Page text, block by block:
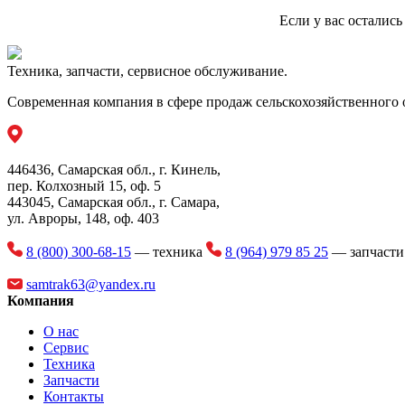
демонтируются для последующих работ при более высоких
- Быстросменные зубовые головки для различных рядовых
Для решения этих проблем компанией COBALT
Надежная работа системы позволяет значительно повысить
устранить подрезание при культиивации.
Своевременное устранение переуплотнения почвы
повышающим продуктивность сельскохозяйственных
внесения удобрений позволяет точно вносить удобрения в
5 Заднее, навесное
7
9 Заднее, навесное
Если у вас
Техника, запчасти, сервисное обслуживание.
Современная компания в сфере продаж сельскохозяйственного
446436, Самарская обл., г. Кинель,
пер. Колхозный 15, оф. 5
443045, Самарская обл., г. Самара,
ул. Авроры, 148, оф. 403
8 (800) 300-68-15 — техника 8 (964) 979 85 25 — запчасти
samtrak63@yandex.ru
Компания
О нас
Сервис
Техника
Запчасти
Контакты